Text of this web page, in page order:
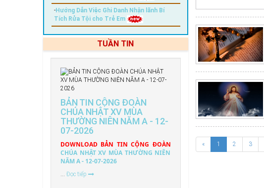
-Hướng Dẫn Việc Ghi Danh Nhận lãnh Bí
Tích Rửa Tội cho Trẻ Em
TUẦN TIN
BẢN TIN CỘNG ĐOÀN
CHÚA NHẬT XV MÙA
THƯỜNG NIÊN NĂM A - 12-
07-2026
DOWNLOAD BẢN TIN CỘNG ĐOÀN
CHÚA NHẬT XV MÙA THƯỜNG NIÊN
NĂM A - 12-07-2026
... Đọc tiếp
« 1 2 3